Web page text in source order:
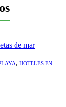
, HOTELES EN